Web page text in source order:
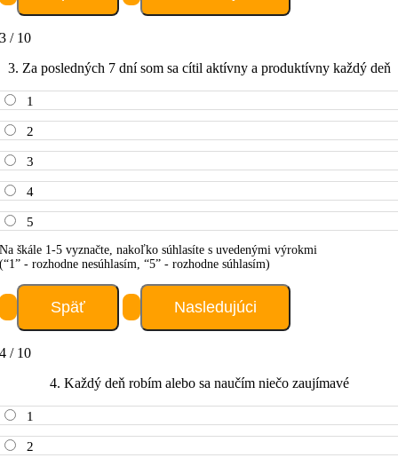
3 / 10
3. Za posledných 7 dní som sa cítil aktívny a produktívny každý deň
1
2
3
4
5
Na škále 1-5 vyznačte, nakoľko súhlasíte s uvedenými výrokmi
(“1” - rozhodne nesúhlasím, “5” - rozhodne súhlasím)
4 / 10
4. Každý deň robím alebo sa naučím niečo zaujímavé
1
2